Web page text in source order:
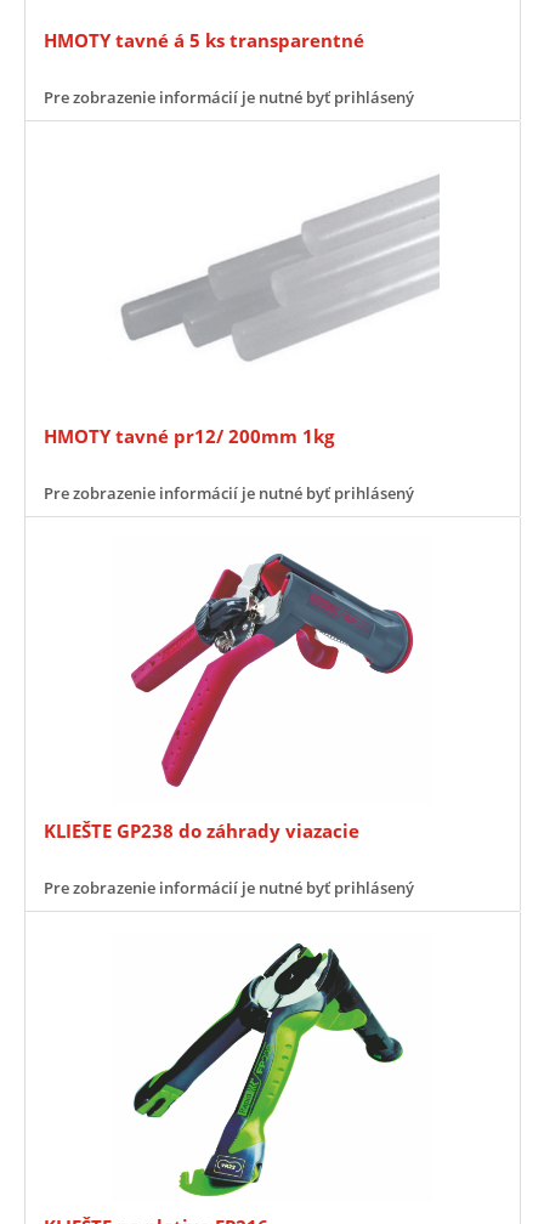
HMOTY tavné á 5 ks transparentné
Pre zobrazenie informácií je nutné byť prihlásený
HMOTY tavné pr12/ 200mm 1kg
Pre zobrazenie informácií je nutné byť prihlásený
KLIEŠTE GP238 do záhrady viazacie
Pre zobrazenie informácií je nutné byť prihlásený